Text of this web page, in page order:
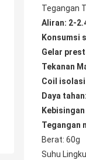
Tegangan
Aliran: 2-
Konsumsi
Gelar
Tekanan
Coil
Daya
Tegangan
Berat: 60g
Suhu